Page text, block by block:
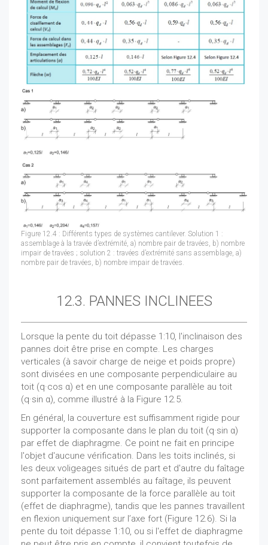
Figure 12.4 : Différents types de systèmes cantilever. Solution 1 :
assemblage à la travée d’extrémité, a) nombre pair de travées, b) nombre
impair de travées ; solution 2 : travées d’extrémité sans assemblage, a)
nombre pair de travées, b) nombre impair de travées.
12.3. PANNES INCLINEES
Lorsque la pente du toit dépasse 1:10, l'inclinaison des
pannes doit être prise en compte. Les charges
verticales (à savoir charge de neige et poids propre)
sont divisées en une composante perpendiculaire au
toit (q·cos α) et en une composante parallèle au toit
(q·sin α), comme illustré à la Figure 12.5.
En général, la couverture est suffisamment rigide pour
supporter la composante dans le plan du toit (q·sin α)
par effet de diaphragme. Ce point ne fait en principe
l'objet d'aucune vérification. Dans les toits inclinés, si
les deux voligeages situés de part et d'autre du faîtage
sont parfaitement assemblés au faîtage, ils peuvent
supporter la composante de la force parallèle au toit
(effet de diaphragme), tandis que les pannes travaillent
en flexion uniquement sur l’axe fort (Figure 12.6). Si la
pente du toit dépasse 1:10, ou si l'effet de diaphragme